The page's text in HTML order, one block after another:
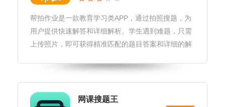
帮拍作业是一款教育学习类APP，通过拍照搜题，为
用户提供快速解答和详细解析。学生遇到难题，只需
上传照片，即可获得精准匹配的题目答案和详细的解
搜题）软件特色1.帮拍作业（拍照搜题）软件具有高
度准确的知识库，能够快速识
网课搜题王